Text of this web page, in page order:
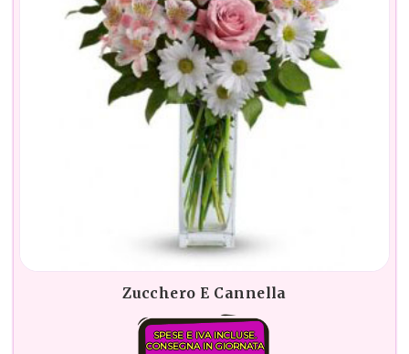
Zucchero E Cannella
SPESE E IVA INCLUSE.
CONSEGNA IN GIORNATA